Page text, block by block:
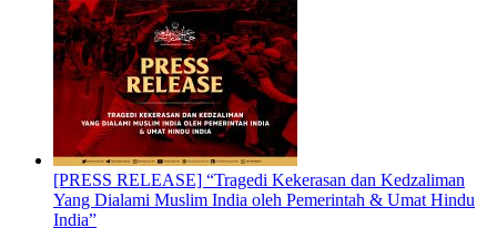
[PRESS RELEASE] “Tragedi Kekerasan dan Kedzaliman
Yang Dialami Muslim India oleh Pemerintah & Umat Hindu
India”